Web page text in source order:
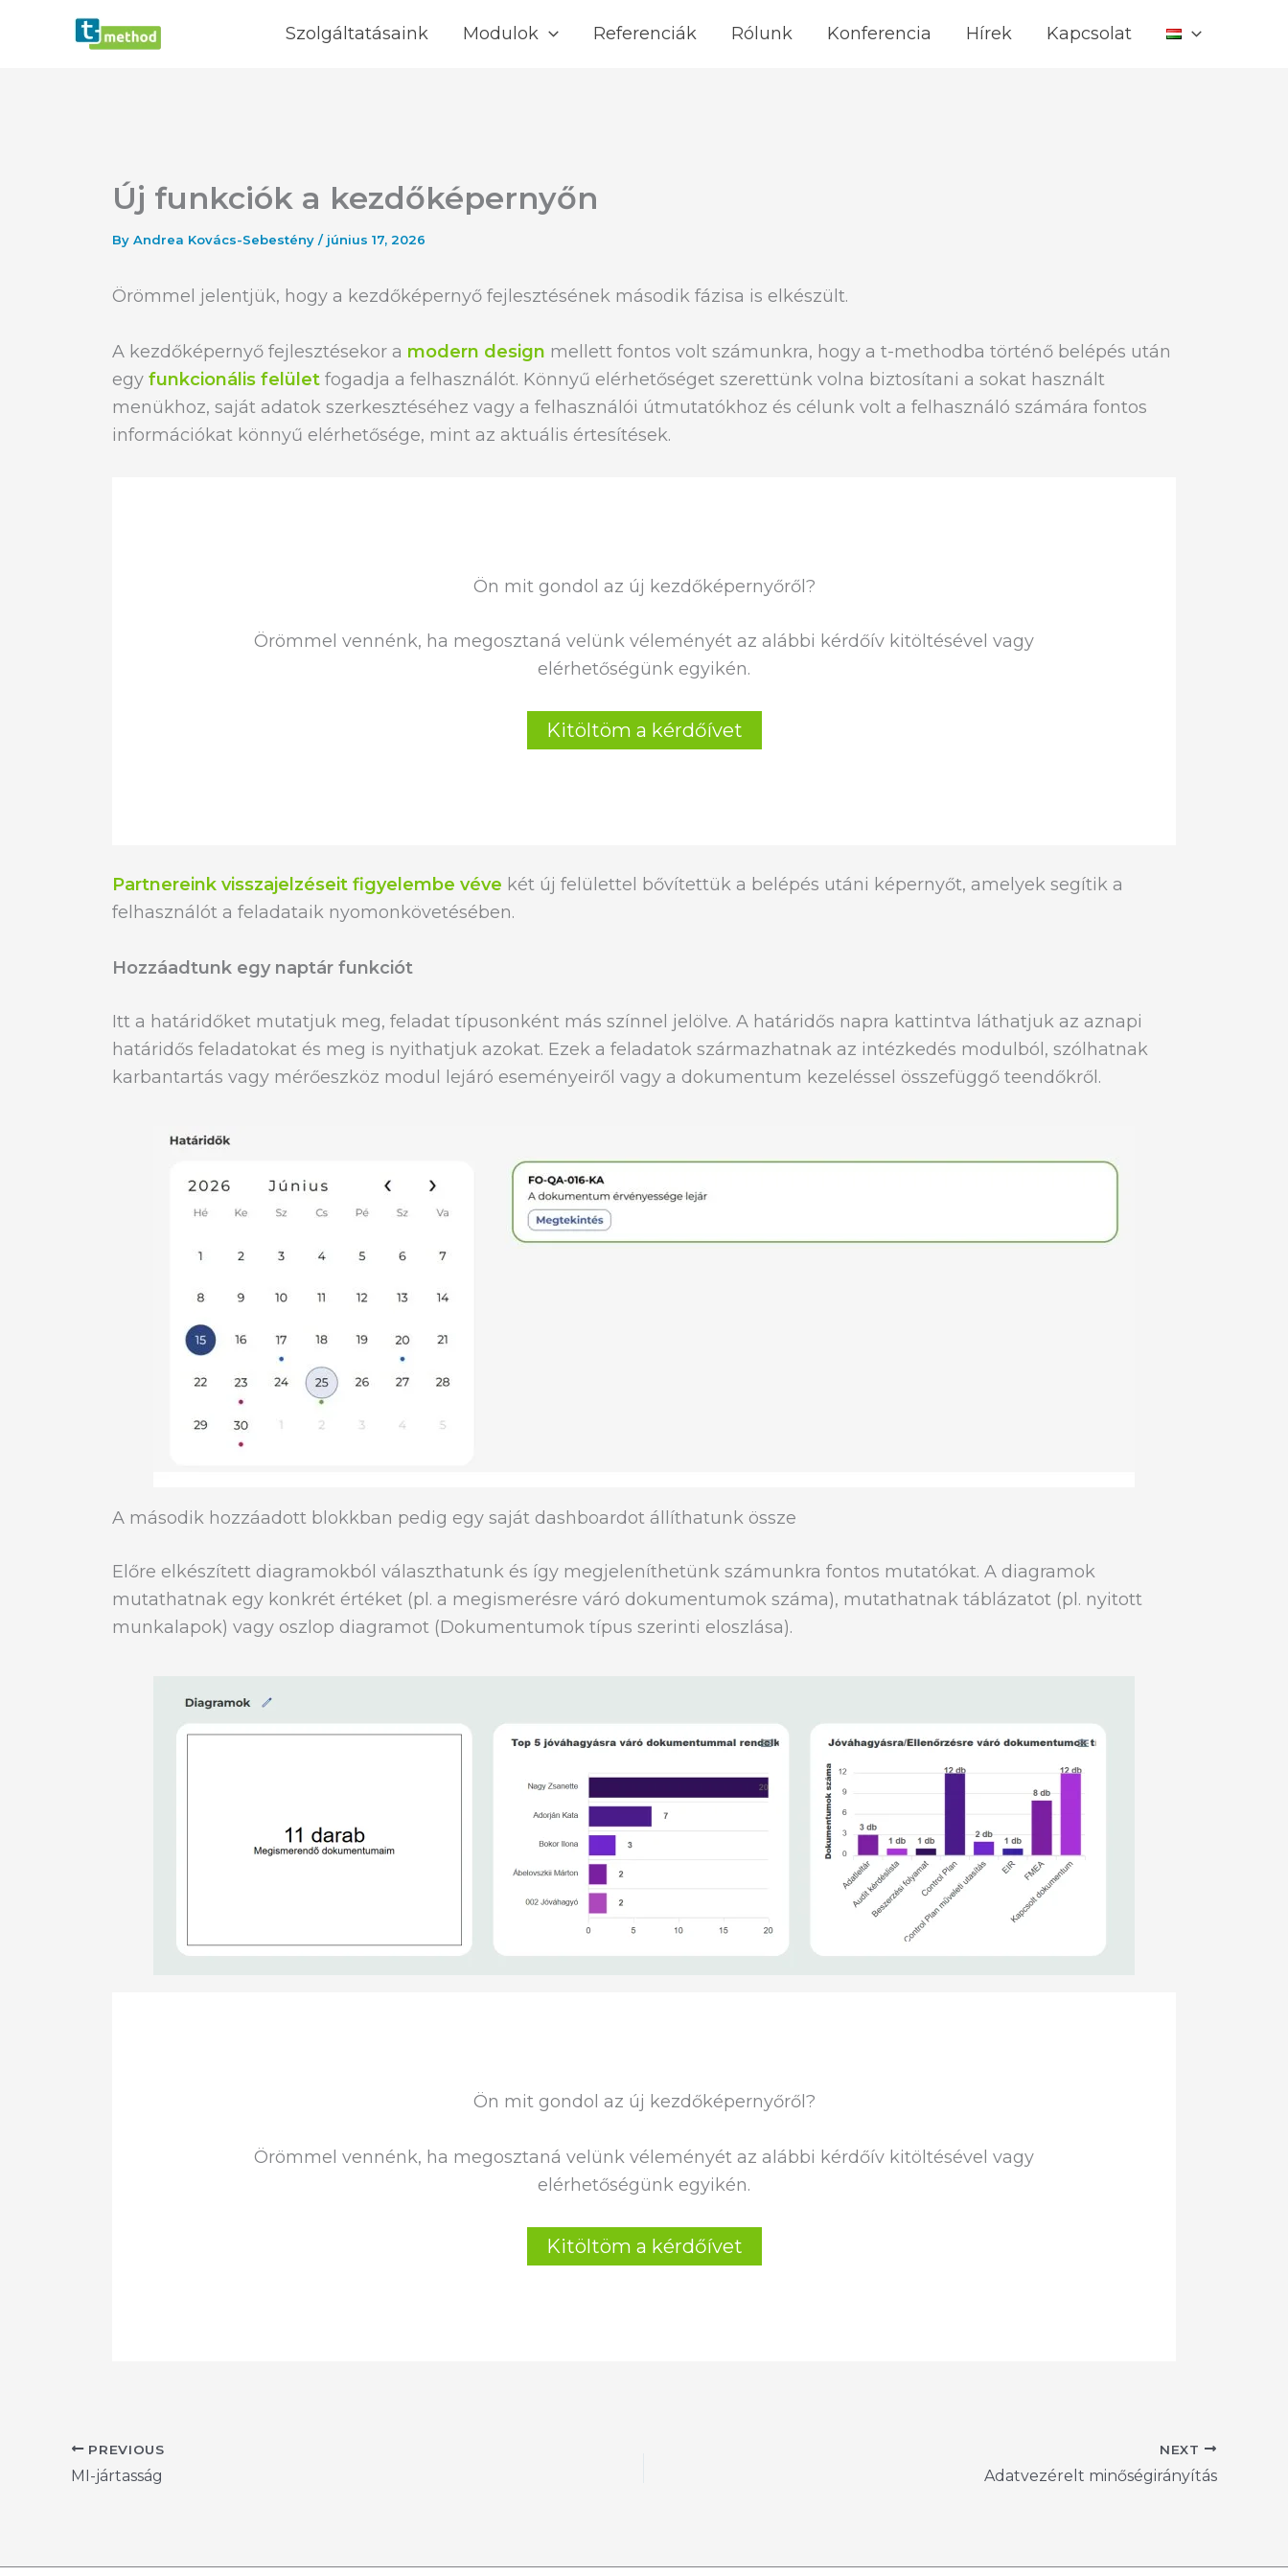
Szolgáltatásaink Modulok Referenciák Rólunk Konferencia Hírek Kapcsolat
Új funkciók a kezdőképernyőn
By Andrea Kovács-Sebestény / június 17, 2026
Örömmel jelentjük, hogy a kezdőképernyő fejlesztésének második fázisa is elkészült.
A kezdőképernyő fejlesztésekor a modern design mellett fontos volt számunkra, hogy a t-methodba történő belépés után
egy funkcionális felület fogadja a felhasználót. Könnyű elérhetőséget szerettünk volna biztosítani a sokat használt
menükhoz, saját adatok szerkesztéséhez vagy a felhasználói útmutatókhoz és célunk volt a felhasználó számára fontos
információkat könnyű elérhetősége, mint az aktuális értesítések.
Ön mit gondol az új kezdőképernyőről?
Örömmel vennénk, ha megosztaná velünk véleményét az alábbi kérdőív kitöltésével vagy
elérhetőségünk egyikén.
Kitöltöm a kérdőívet
Partnereink visszajelzéseit figyelembe véve két új felülettel bővítettük a belépés utáni képernyőt, amelyek segítik a
felhasználót a feladataik nyomonkövetésében.
Hozzáadtunk egy naptár funkciót
Itt a határidőket mutatjuk meg, feladat típusonként más színnel jelölve. A határidős napra kattintva láthatjuk az aznapi
határidős feladatokat és meg is nyithatjuk azokat. Ezek a feladatok származhatnak az intézkedés modulból, szólhatnak
karbantartás vagy mérőeszköz modul lejáró eseményeiről vagy a dokumentum kezeléssel összefüggő teendőkről.
A második hozzáadott blokkban pedig egy saját dashboardot állíthatunk össze
Előre elkészített diagramokból választhatunk és így megjeleníthetünk számunkra fontos mutatókat. A diagramok
mutathatnak egy konkrét értéket (pl. a megismerésre váró dokumentumok száma), mutathatnak táblázatot (pl. nyitott
munkalapok) vagy oszlop diagramot (Dokumentumok típus szerinti eloszlása).
Ön mit gondol az új kezdőképernyőről?
Örömmel vennénk, ha megosztaná velünk véleményét az alábbi kérdőív kitöltésével vagy
elérhetőségünk egyikén.
Kitöltöm a kérdőívet
PREVIOUS
MI-jártasság
NEXT
Adatvezérelt minőségirányítás